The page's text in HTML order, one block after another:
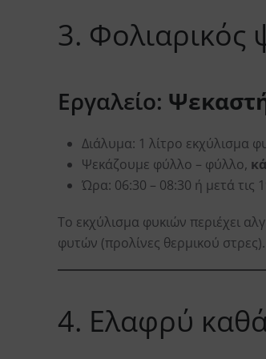
3. Φολιαρικός
Εργαλείο:
Διάλυμα: 1 λίτρο εκχύλισμα
Ψεκάζουμε φύλλο – φύλλο,
Ώρα: 06:30 – 08:30 ή μετά τις
Το εκχύλισμα φυκιών περιέχει
φυτών (προλίνες θερμικού στρες).
4. Ελαφρύ